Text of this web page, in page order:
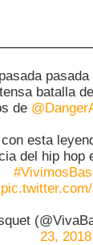
pasada
batalla
de
esta
del hip hop
23, 2018